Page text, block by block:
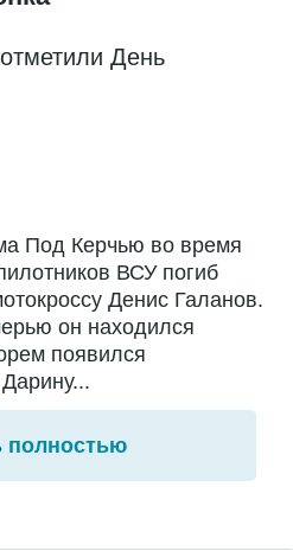
День
Под Керчью во время
ВСУ погиб
Денис Галанов.
он находился
появился
полностью